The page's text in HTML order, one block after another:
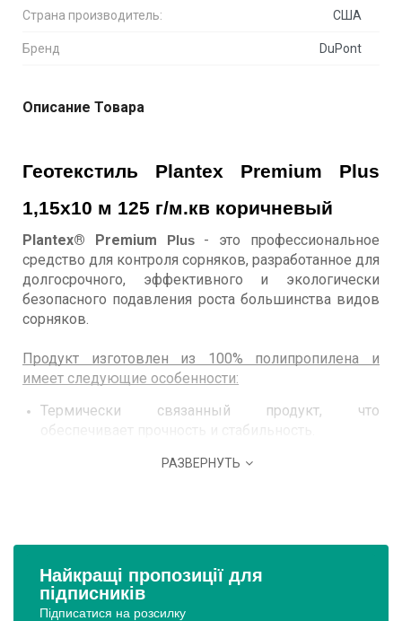
Страна производитель: США
Бренд DuPont
Описание Товара
Геотекстиль Plantex Premium Plus
1,15x10 м 125 г/м.кв коричневый
Plantex® Premium Plus - это профессиональное
средство для контроля сорняков, разработанное для
долгосрочного, эффективного и экологически
безопасного подавления роста большинства видов
сорняков.
Продукт изготовлен из 100% полипропилена и
имеет следующие особенности:
Термически связанный продукт, что
обеспечивает прочность и стабильность.
и питательным веществам достигать корней
долговечность продукта при правильном
покрытии.
Очень устойчивый к проколу, что увеличивает
срок службы.
РАЗВЕРНУТЬ
Найкращі пропозиції для
підписників
Підписатися на розсилку